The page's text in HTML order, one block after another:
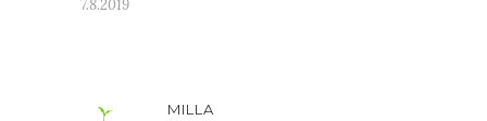
7.8.2019
MILLA